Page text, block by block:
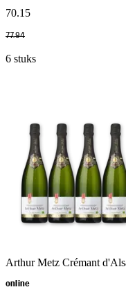
70.15
77.94
6 stuks
Arthur Metz Crémant
online